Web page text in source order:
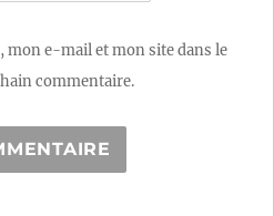
e-mail et mon site dans le
commentaire.